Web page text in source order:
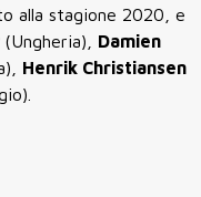
alla stagione 2020, e
(Ungheria), Damien
Henrik Christiansen